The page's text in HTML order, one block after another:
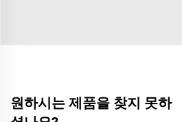
원하시는 제품을 찾지 못하